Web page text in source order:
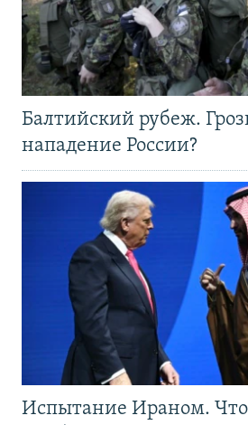
Балтийский рубеж.
нападение России?
Испытание Ираном.